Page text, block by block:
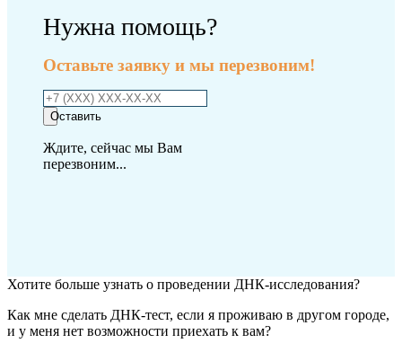
Нужна помощь?
Оставьте заявку и мы перезвоним!
Оставить
Ждите, сейчас мы Вам
перезвоним...
Хотите больше узнать о проведении ДНК-исследования?
Как мне сделать ДНК-тест, если я проживаю в другом городе,
и у меня нет возможности приехать к вам?